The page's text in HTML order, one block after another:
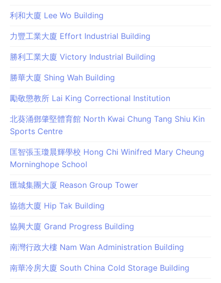
利和大廈 Lee Wo Building
力豐工業大廈 Effort Industrial Building
勝利工業大廈 Victory Industrial Building
勝華大廈 Shing Wah Building
勵敬懲教所 Lai King Correctional Institution
北葵涌鄧肇堅體育館 North Kwai Chung Tang Shiu Kin
Sports Centre
匡智張玉瓊晨輝學校 Hong Chi Winifred Mary Cheung
Morninghope School
匯城集團大厦 Reason Group Tower
協德大廈 Hip Tak Building
協興大廈 Grand Progress Building
南灣行政大樓 Nam Wan Administration Building
南華冷房大廈 South China Cold Storage Building